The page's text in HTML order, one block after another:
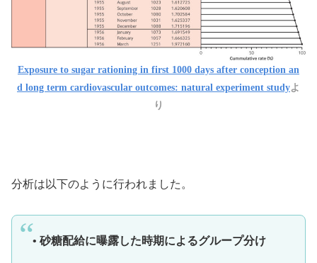
Exposure to sugar rationing in first 1000 days after conception an
d long term cardiovascular outcomes: natural experiment studyよ
り
分析は以下のように行われました。
• 砂糖配給に曝露した時期によるグループ分け